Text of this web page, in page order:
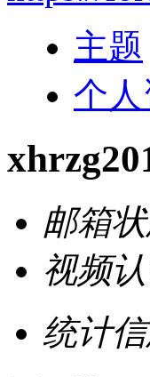
主题
个
邮箱
视频
统计